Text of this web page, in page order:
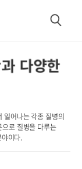
검
다양한
일어나는 각종 질병의
로 질병을 다루는
이다.